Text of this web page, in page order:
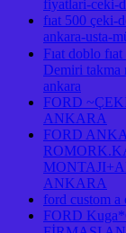
fiyatlari-ceki-
fıat 500 çeki-
ankara-usta-
Fıat doblo
Demiri takma
ankara
FORD
ANKARA
FORD
ANKARA
ford custom a
FORD